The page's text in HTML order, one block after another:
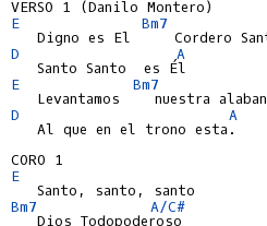
E
Bm7
D
A
E
Bm7
D
A
   Al que en el trono esta.
E
Bm7
A/C#